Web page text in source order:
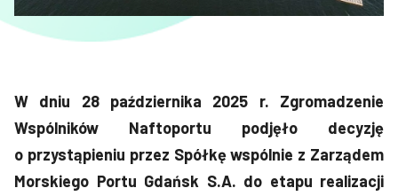
W dniu 28 października 2025 r. Zgromadzenie
Wspólników Naftoportu podjęło decyzję
o przystąpieniu przez Spółkę wspólnie z Zarządem
Morskiego Portu Gdańsk S.A. do etapu realizacji